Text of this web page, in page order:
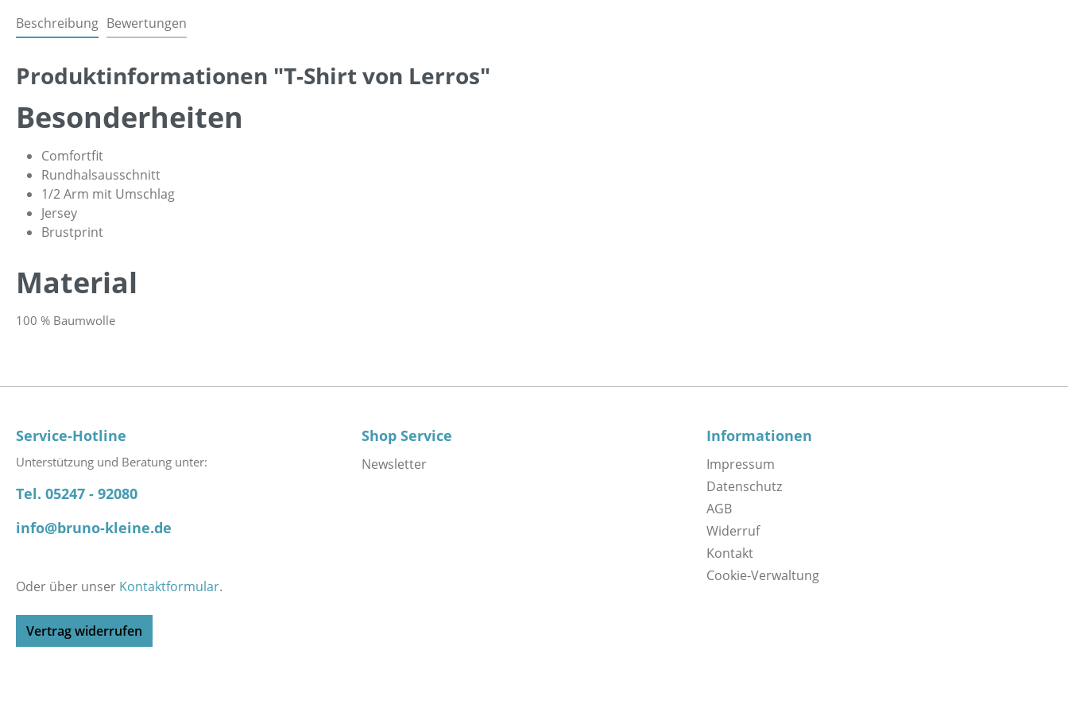
Beschreibung Bewertungen
Produktinformationen "T-Shirt von Lerros"
Besonderheiten
Comfortfit
Rundhalsausschnitt
1/2 Arm mit Umschlag
Jersey
Brustprint
Material
100 % Baumwolle
Service-Hotline
Unterstützung und Beratung unter:
Tel. 05247 - 92080
info@bruno-kleine.de
Oder über unser Kontaktformular.
Vertrag widerrufen
Shop Service
Newsletter
Informationen
Impressum
Datenschutz
AGB
Widerruf
Kontakt
Cookie-Verwaltung